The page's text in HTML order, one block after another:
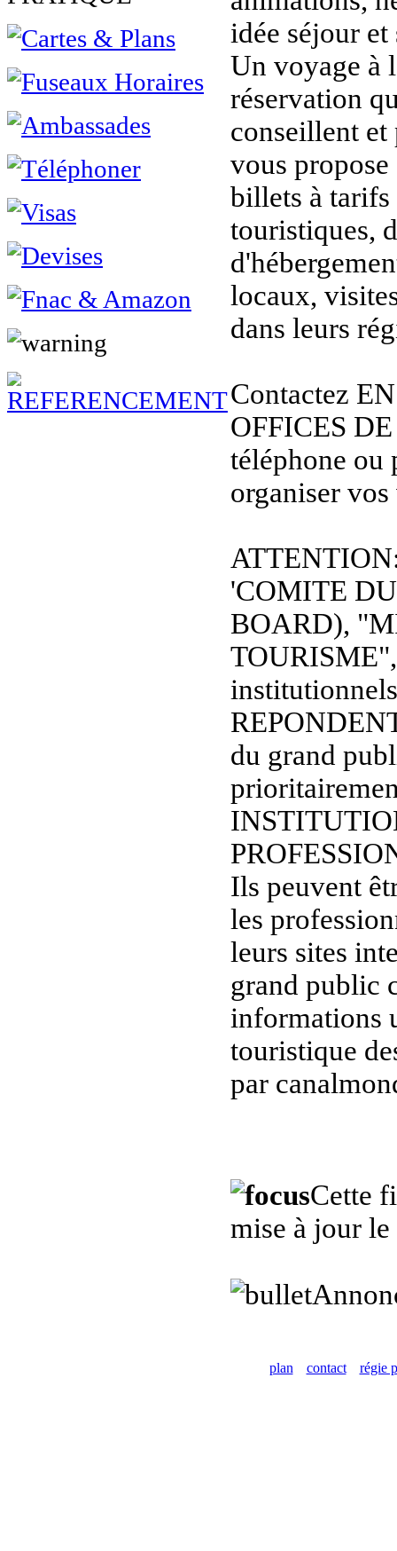
idée séjour et
Un voyage à
réservation
conseillent et
vous
billets à
touristiques,
locaux,
dans leurs
Contactez
OFFICES
téléphone ou
organiser
'COMITE
BOARD),
du grand
Ils peuvent
les
leurs sites
grand public
informations
touristique
par
Cette
mise à jour
plan contact régie